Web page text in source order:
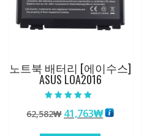
노트북 배터리 [에이수스]
ASUS LOA2016
5.00
로 평가됨
62,582₩ 원
41,763₩현